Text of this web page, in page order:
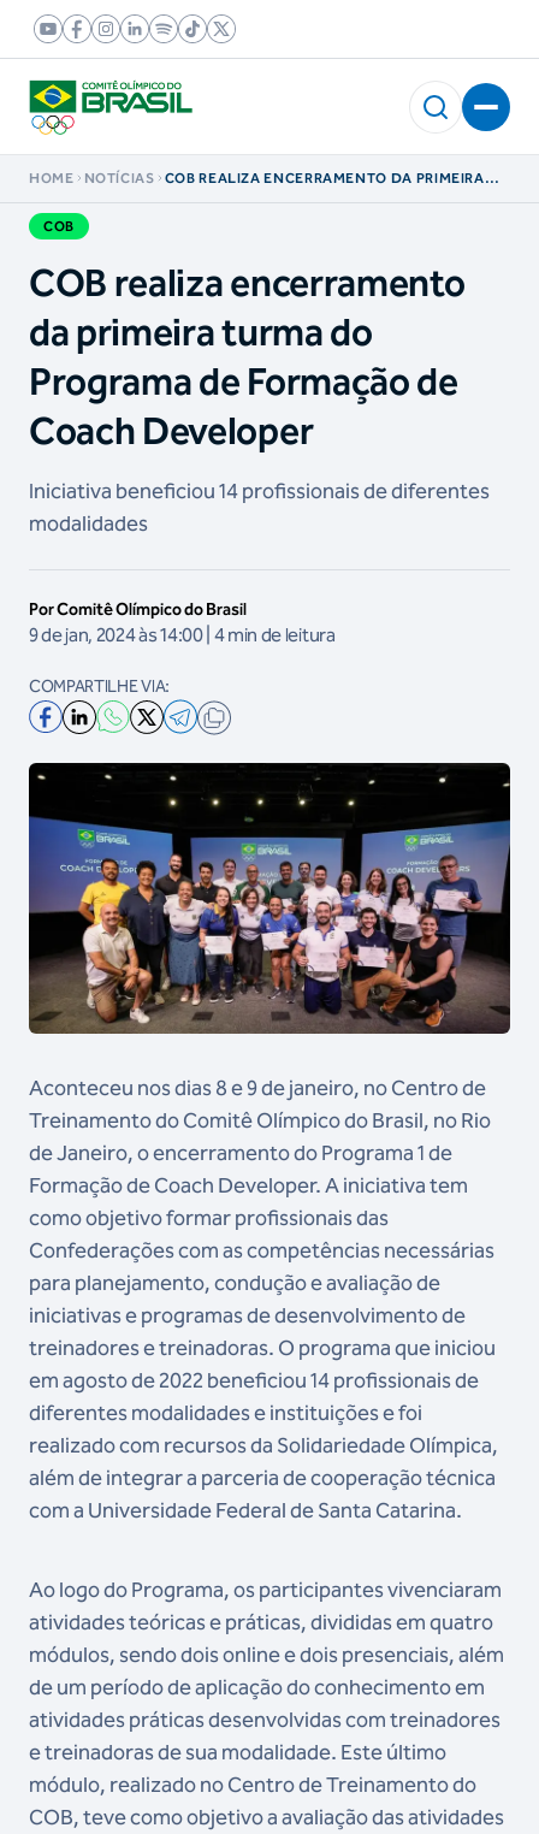
HOME NOTÍCIAS
COB REALIZA ENCERRAMENTO DA PRIMEIRA
COB
COB realiza encerramento
da primeira turma do
Programa de Formação de
Coach Developer
Iniciativa beneficiou 14 profissionais de diferentes
modalidades
Por Comitê Olímpico do Brasil
9 de jan, 2024 às 14:00 | 4 min de leitura
COMPARTILHE VIA:
Aconteceu nos dias 8 e 9 de janeiro, no Centro de
Treinamento do Comitê Olímpico do Brasil, no Rio
de Janeiro, o encerramento do Programa 1 de
Formação de Coach Developer.A iniciativa tem
como objetivo formar profissionais das
Confederações com as competências necessárias
para planejamento, condução e avaliação de
iniciativas e programas de desenvolvimento de
treinadores e treinadoras. O programa que iniciou
em agosto de 2022 beneficiou 14 profissionais de
diferentes modalidades e instituições e foi
realizado com recursos da Solidariedade Olímpica,
além de integrar a parceria de cooperação técnica
com a Universidade Federal de Santa Catarina.
Ao logo do Programa, os participantes vivenciaram
atividades teóricas e práticas, divididas em quatro
módulos, sendo dois online e dois presenciais, além
de um período de aplicação do conhecimento em
atividades práticas desenvolvidas com treinadores
e treinadoras de sua modalidade. Este último
módulo, realizado no Centro de Treinamento do
COB, teve como objetivo a avaliação das atividades